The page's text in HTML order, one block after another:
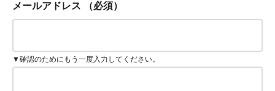
メールアドレス （必須）
▼確認のためにもう一度入力してください。